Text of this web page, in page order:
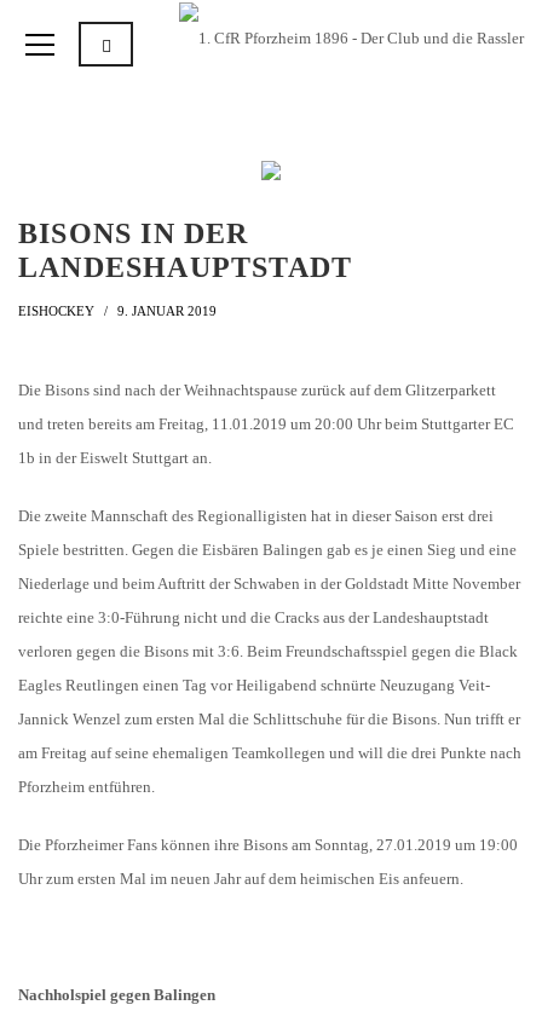
BISONS IN DER
LANDESHAUPTSTADT
EISHOCKEY 9. JANUAR 2019
Die Bisons sind nach der Weihnachtspause zurück auf dem Glitzerparkett
und treten bereits am Freitag, 11.01.2019 um 20:00 Uhr beim Stuttgarter EC
1b in der Eiswelt Stuttgart an.
Die zweite Mannschaft des Regionalligisten hat in dieser Saison erst drei
Spiele bestritten. Gegen die Eisbären Balingen gab es je einen Sieg und eine
Niederlage und beim Auftritt der Schwaben in der Goldstadt Mitte November
reichte eine 3:0-Führung nicht und die Cracks aus der Landeshauptstadt
verloren gegen die Bisons mit 3:6. Beim Freundschaftsspiel gegen die Black
Eagles Reutlingen einen Tag vor Heiligabend schnürte Neuzugang Veit-
Jannick Wenzel zum ersten Mal die Schlittschuhe für die Bisons. Nun trifft er
am Freitag auf seine ehemaligen Teamkollegen und will die drei Punkte nach
Pforzheim entführen.
Die Pforzheimer Fans können ihre Bisons am Sonntag, 27.01.2019 um 19:00
Uhr zum ersten Mal im neuen Jahr auf dem heimischen Eis anfeuern.
Nachholspiel gegen Balingen